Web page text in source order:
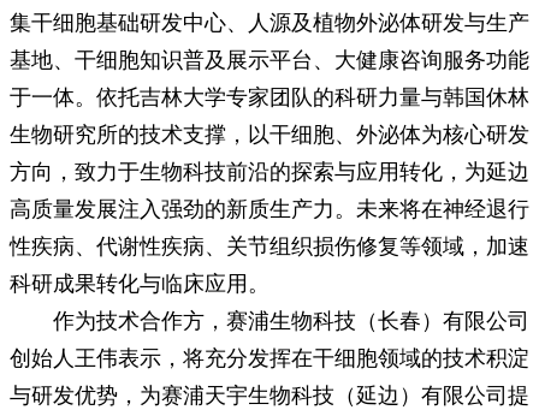
集干细胞基础研发中心、人源及植物外泌体研发与生产
基地、干细胞知识普及展示平台、大健康咨询服务功能
于一体。依托吉林大学专家团队的科研力量与韩国休林
生物研究所的技术支撑，以干细胞、外泌体为核心研发
方向，致力于生物科技前沿的探索与应用转化，为延边
高质量发展注入强劲的新质生产力。未来将在神经退行
性疾病、代谢性疾病、关节组织损伤修复等领域，加速
科研成果转化与临床应用。
作为技术合作方，赛浦生物科技（长春）有限公司
创始人王伟表示，将充分发挥在干细胞领域的技术积淀
与研发优势，为赛浦天宇生物科技（延边）有限公司提